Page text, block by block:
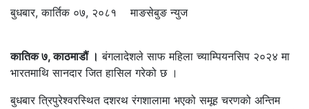
बुधबार, कार्तिक ०७, २०८१ माङसेबुङ न्युज
कातिक ७, काठमाडौं । बंगलादेशले साफ महिला च्याम्पियनसिप २०२४ मा
भारतमाथि सानदार जित हासिल गरेको छ ।
बुधबार त्रिपुरेश्वरस्थित दशरथ रंगशालामा भएको समूह चरणको अन्तिम